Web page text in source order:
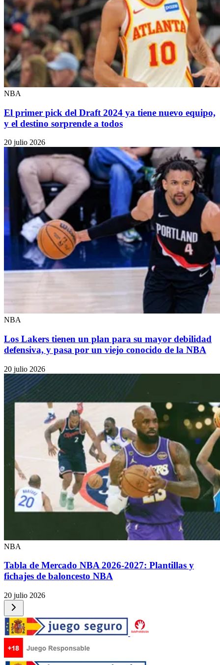
NBA
El primer pick del Draft 2024 ya tiene nuevo equipo,
y el destino sorprende a todos
20 julio 2026
NBA
Los Lakers tienen un plan para su mayor debilidad
defensiva, y pasa por un viejo conocido de la NBA
20 julio 2026
NBA
Tabla de Mercado NBA 2026-2027: Plantillas y
fichajes de baloncesto NBA
20 julio 2026